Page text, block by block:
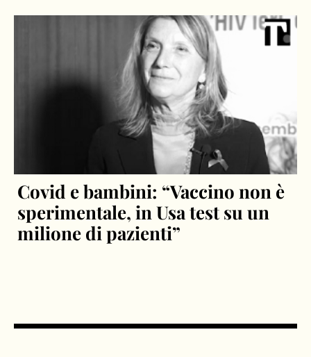
Covid e bambini: “Vaccino non è
sperimentale, in Usa test su un
milione di pazienti”